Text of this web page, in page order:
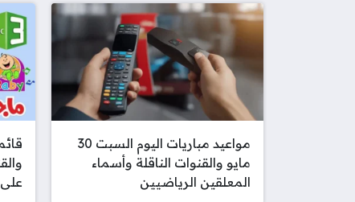
مواعيد مباريات اليوم السبت 30
مايو والقنوات الناقلة وأسماء
المعلقين الرياضيين